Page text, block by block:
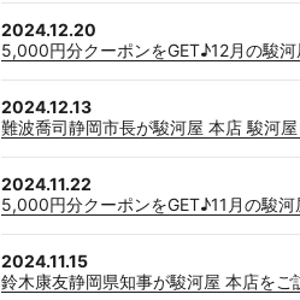
2024.12.20
5,000円分クーポンをGET♪12月の駿
2024.12.13
難波喬司静岡市長が駿河屋 本店 駿河
2024.11.22
5,000円分クーポンをGET♪11月の駿
2024.11.15
鈴木康友静岡県知事が駿河屋 本店をご